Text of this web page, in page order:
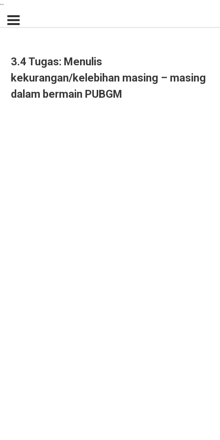
``
3.4 Tugas: Menulis
kekurangan/kelebihan masing – masing
dalam bermain PUBGM